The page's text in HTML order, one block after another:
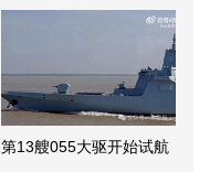
第13艘055大驱开始试航